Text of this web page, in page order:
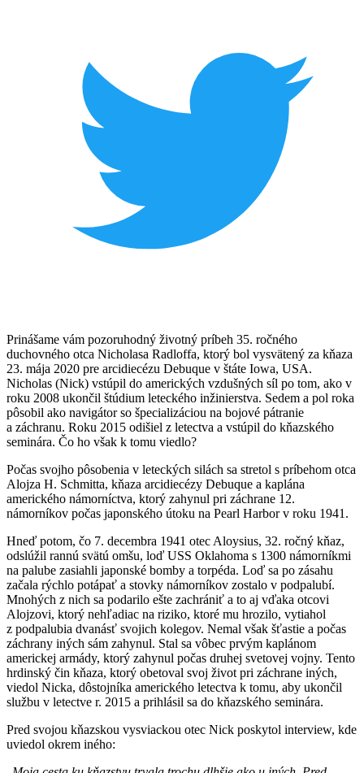
Prinášame vám pozoruhodný životný príbeh 35. ročného
duchovného otca Nicholasa Radloffa, ktorý bol vysvätený za kňaza
23. mája 2020 pre arcidiecézu Debuque v štáte Iowa, USA.
Nicholas (Nick) vstúpil do amerických vzdušných síl po tom, ako v
roku 2008 ukončil štúdium leteckého inžinierstva. Sedem a pol roka
pôsobil ako navigátor so špecializáciou na bojové pátranie
a záchranu. Roku 2015 odišiel z letectva a vstúpil do kňazského
seminára. Čo ho však k tomu viedlo?
Počas svojho pôsobenia v leteckých silách sa stretol s príbehom otca
Alojza H. Schmitta, kňaza arcidiecézy Debuque a kaplána
amerického námorníctva, ktorý zahynul pri záchrane 12.
námorníkov počas japonského útoku na Pearl Harbor v roku 1941.
Hneď potom, čo 7. decembra 1941 otec Aloysius, 32. ročný kňaz,
odslúžil rannú svätú omšu, loď USS Oklahoma s 1300 námorníkmi
na palube zasiahli japonské bomby a torpéda. Loď sa po zásahu
začala rýchlo potápať a stovky námorníkov zostalo v podpalubí.
Mnohých z nich sa podarilo ešte zachrániť a to aj vďaka otcovi
Alojzovi, ktorý nehľadiac na riziko, ktoré mu hrozilo, vytiahol
z podpalubia dvanásť svojich kolegov. Nemal však šťastie a počas
záchrany iných sám zahynul. Stal sa vôbec prvým kaplánom
americkej armády, ktorý zahynul počas druhej svetovej vojny. Tento
hrdinský čin kňaza, ktorý obetoval svoj život pri záchrane iných,
viedol Nicka, dôstojníka amerického letectva k tomu, aby ukončil
službu v letectve r. 2015 a prihlásil sa do kňazského seminára.
Pred svojou kňazskou vysviackou otec Nick poskytol interview, kde
uviedol okrem iného: